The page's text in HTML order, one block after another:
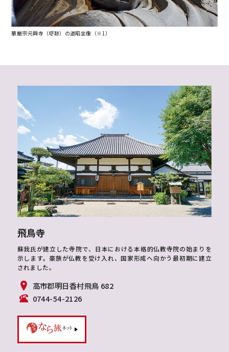
華厳宗元興寺（塔跡）の道昭坐像（※1）
飛鳥寺
蘇我氏が建立した寺院で、日本における本格的仏教寺院の始まりを
示します。豪族が仏教を受け入れ、国家形成へ向かう最初期に建立
されました。
高市郡明日香村飛鳥 682
0744-54-2126